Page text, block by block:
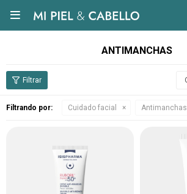

ANTIMANCHAS
Filtrando por: Cuidado facial Antimanchas